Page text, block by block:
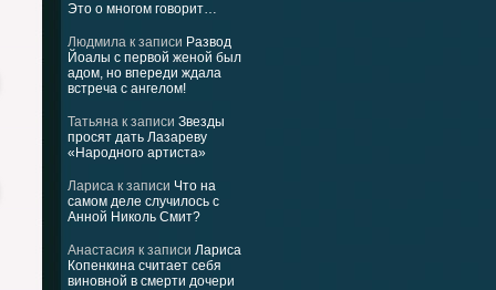
Это о многом говорит…
Людмила к записи Развод
Йоалы с первой женой был
адом, но впереди ждала
встреча с ангелом!
Татьяна к записи Звезды
просят дать Лазареву
«Народного артиста»
Лариса к записи Что на
самом деле случилось с
Анной Николь Смит?
Анастасия к записи Лариса
Копенкина считает себя
виновной в смерти дочери